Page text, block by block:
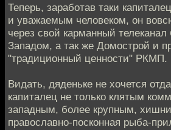
Теперь, заработав таки
и уважаемым человеком, он
через свой карманный
Западом, а так же Домострой и
"традиционный ценности" РКМП.
Видать, дяденьке не хочется
капиталец не только клятым
западным, более крупным,
православно-посконная рыба-